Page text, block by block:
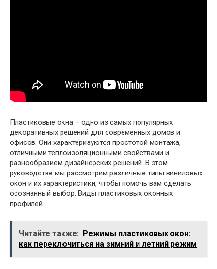
Пластиковые окна – одно из самых популярных
декоративных решений для современных домов и
офисов. Они характеризуются простотой монтажа,
отличными теплоизоляционными свойствами и
разнообразием дизайнерских решений. В этом
руководстве мы рассмотрим различные типы виниловых
окон и их характеристики, чтобы помочь вам сделать
осознанный выбор. Виды пластиковых оконных
профилей.
Читайте также:
Режимы пластиковых окон:
как переключиться на зимний и летний режим